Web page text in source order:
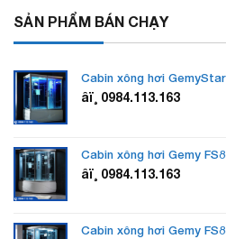
SẢN PHẨM BÁN CHẠY
Cabin xông hơi GemyStar
âï¸ 0984.113.163
Cabin xông hơi Gemy
âï¸ 0984.113.163
Cabin xông hơi Gemy